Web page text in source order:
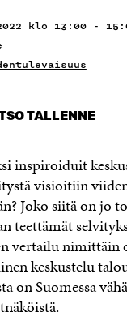
klo 13:00 -
TALLENNE
inspiroiduit
visioitiin
Joko siitä on jo
teettämät
vertailu nimittäin
keskustelu
on Suomessa